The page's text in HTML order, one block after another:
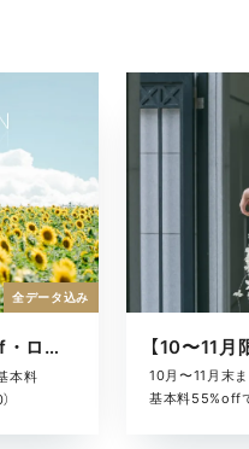
【7〜9月限定】基本料50%off・ロケキャンペーン
本料
全データ込み
10月〜11月末
基本料55%off